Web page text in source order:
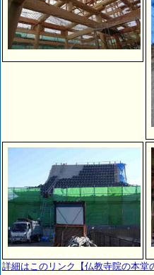
詳細はこのリンク【仏教寺院の本堂